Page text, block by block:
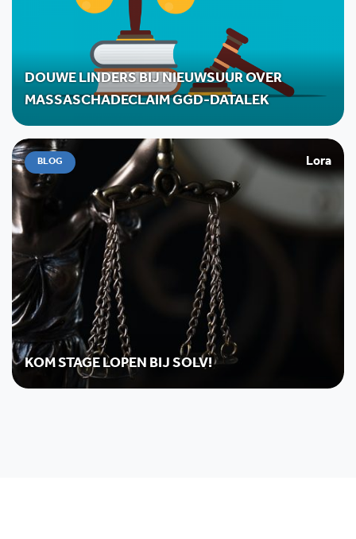
DOUWE LINDERS BIJ NIEUWSUUR OVER
MASSASCHADECLAIM GGD-DATALEK
BLOG Lora
KOM STAGE LOPEN BIJ SOLV!